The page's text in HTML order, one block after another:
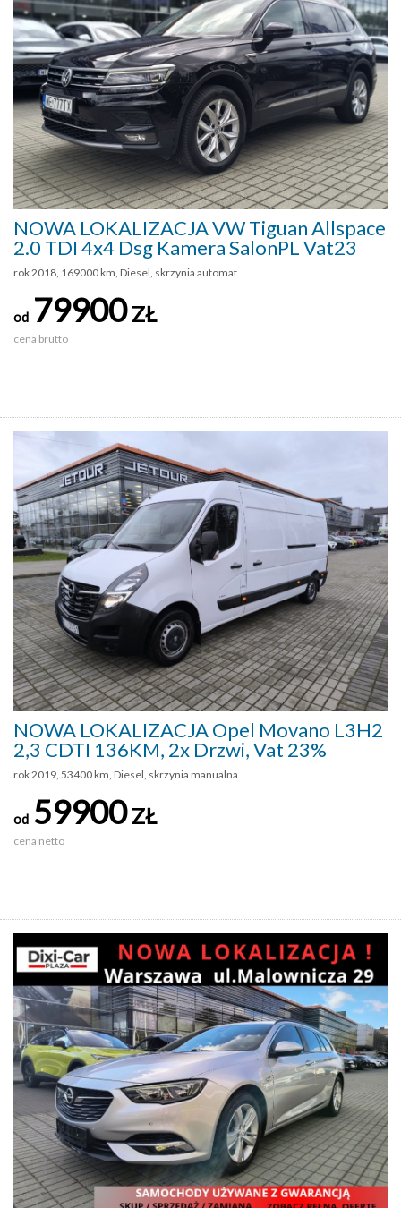
NOWA LOKALIZACJA VW Tiguan Allspace
2.0 TDI 4x4 Dsg Kamera SalonPL Vat23
rok 2018, 169000 km, Diesel, skrzynia automat
od 79900ZŁ
cena brutto
NOWA LOKALIZACJA Opel Movano L3H2
2,3 CDTI 136KM, 2x Drzwi, Vat 23%
rok 2019, 53400 km, Diesel, skrzynia manualna
od 59900ZŁ
cena netto